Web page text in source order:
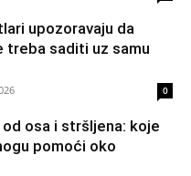
upozoravaju da
treba saditi uz samu
0
osa i stršljena: koje
pomoći oko